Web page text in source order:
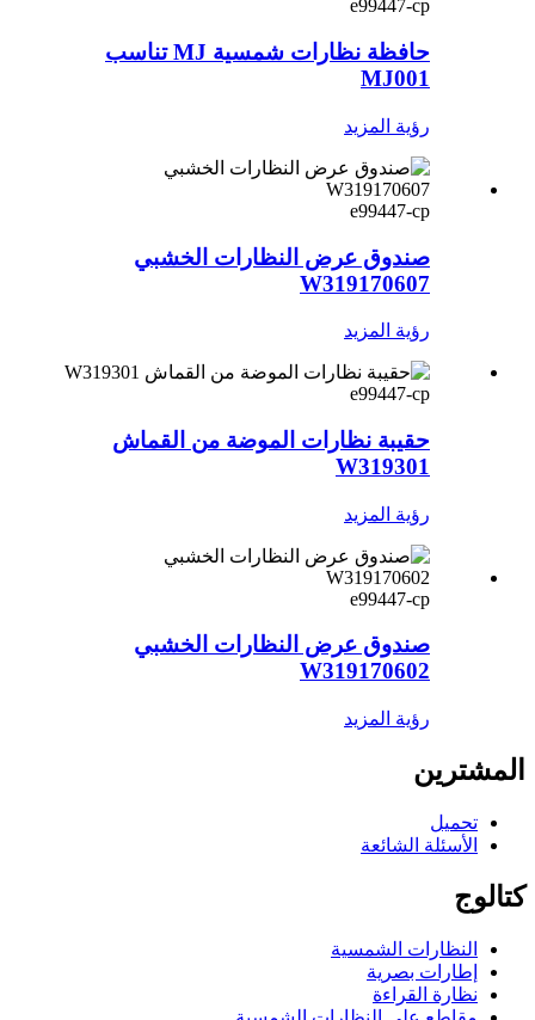
e99447-cp
حافظة نظارات شمسية MJ تناسب
MJ001
رؤية المزيد
e99447-cp
صندوق عرض النظارات الخشبي
W319170607
رؤية المزيد
e99447-cp
حقيبة نظارات الموضة من القماش
W319301
رؤية المزيد
e99447-cp
صندوق عرض النظارات الخشبي
W319170602
رؤية المزيد
المشترين
تحميل
الأسئلة الشائعة
كتالوج
النظارات الشمسية
إطارات بصرية
نظارة القراءة